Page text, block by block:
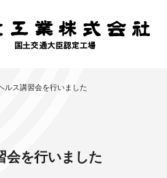
ルス講習会を行いました
会を行いました